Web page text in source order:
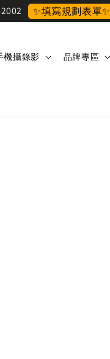
✨填寫規劃表單✨
機攝錄影 品牌專區